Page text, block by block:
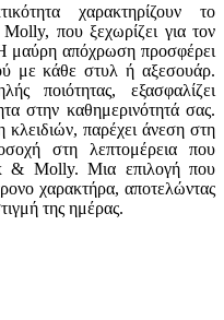
χαρακτηρίζουν το
που ξεχωρίζει για τον
μαύρη απόχρωση προσφέρει
με κάθε στυλ ή αξεσουάρ.
ποιότητας, εξασφαλίζει
στην καθημερινότητά σας.
κλειδιών, παρέχει άνεση στη
στη λεπτομέρεια που
& Molly. Μια επιλογή που
χαρακτήρα, αποτελώντας
της ημέρας.